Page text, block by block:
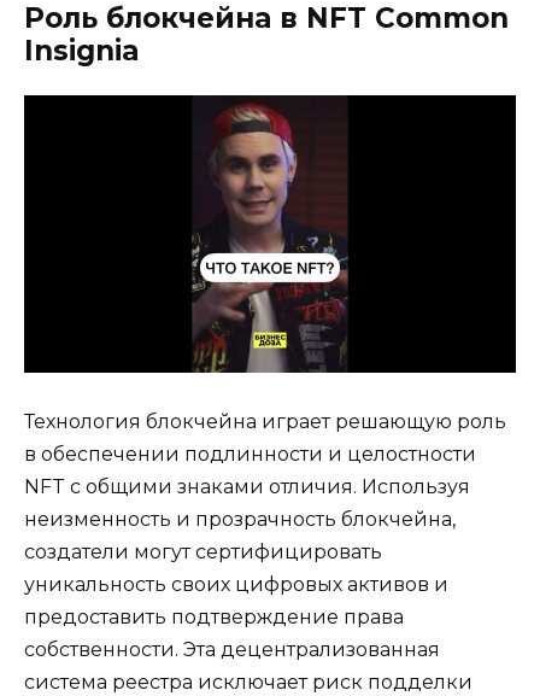
Роль блокчейна в NFT Common
Insignia
Технология блокчейна играет решающую роль
в обеспечении подлинности и целостности
NFT с общими знаками отличия. Используя
неизменность и прозрачность блокчейна,
создатели могут сертифицировать
уникальность своих цифровых активов и
предоставить подтверждение права
собственности. Эта децентрализованная
система реестра исключает риск подделки